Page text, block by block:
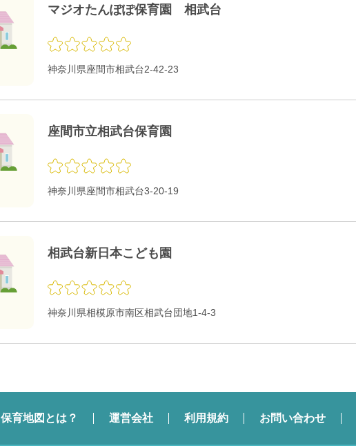
マジオたんぽぽ保育園 相武台
神奈川県座間市相武台2-42-23
座間市立相武台保育園
神奈川県座間市相武台3-20-19
相武台新日本こども園
神奈川県相模原市南区相武台団地1-4-3
保育地図とは？ 運営会社 利用規約 お問い合わせ